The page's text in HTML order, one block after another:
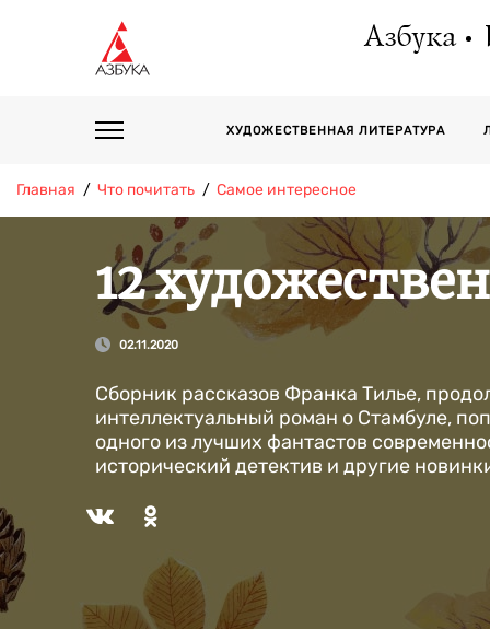
Азбука
ХУДОЖЕСТВЕННАЯ ЛИТЕРАТУРА
Главная Что почитать Самое интересное
12
02.11.2020
Сборник рассказов Франка Тилье,
интеллектуальный роман о Стамбуле,
одного из лучших фантастов
исторический детектив и другие